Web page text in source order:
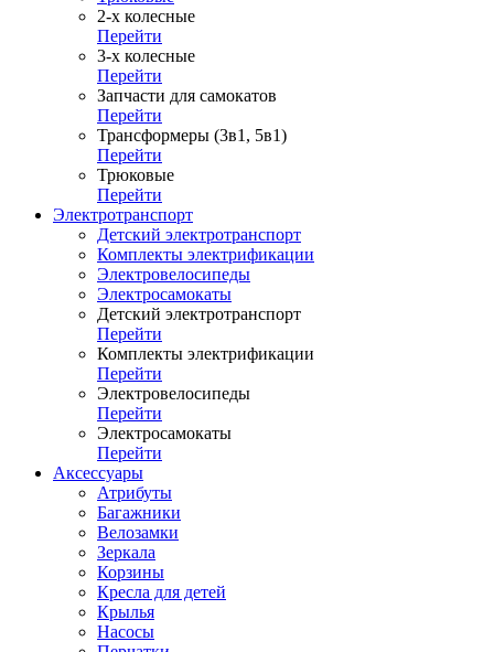
2-х колесные
Перейти
3-х колесные
Перейти
Запчасти для самокатов
Перейти
Трансформеры (3в1, 5в1)
Перейти
Трюковые
Перейти
Электротранспорт
Детский электротранспорт
Комплекты электрификации
Электровелосипеды
Электросамокаты
Детский электротранспорт
Перейти
Комплекты электрификации
Перейти
Электровелосипеды
Перейти
Электросамокаты
Перейти
Аксессуары
Атрибуты
Багажники
Велозамки
Зеркала
Корзины
Кресла для детей
Крылья
Насосы